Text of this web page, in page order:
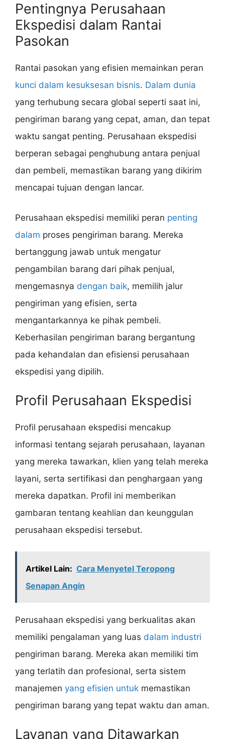
Pentingnya Perusahaan
Ekspedisi dalam Rantai
Pasokan
Rantai pasokan yang efisien memainkan peran
kunci dalam kesuksesan bisnis. Dalam dunia
yang terhubung secara global seperti saat ini,
pengiriman barang yang cepat, aman, dan tepat
waktu sangat penting. Perusahaan ekspedisi
berperan sebagai penghubung antara penjual
dan pembeli, memastikan barang yang dikirim
mencapai tujuan dengan lancar.
Perusahaan ekspedisi memiliki peran penting
dalam proses pengiriman barang. Mereka
bertanggung jawab untuk mengatur
pengambilan barang dari pihak penjual,
mengemasnya dengan baik, memilih jalur
pengiriman yang efisien, serta
mengantarkannya ke pihak pembeli.
Keberhasilan pengiriman barang bergantung
pada kehandalan dan efisiensi perusahaan
ekspedisi yang dipilih.
Profil Perusahaan Ekspedisi
Profil perusahaan ekspedisi mencakup
informasi tentang sejarah perusahaan, layanan
yang mereka tawarkan, klien yang telah mereka
layani, serta sertifikasi dan penghargaan yang
mereka dapatkan. Profil ini memberikan
gambaran tentang keahlian dan keunggulan
perusahaan ekspedisi tersebut.
Artikel Lain: Cara Menyetel Teropong
Senapan Angin
Perusahaan ekspedisi yang berkualitas akan
memiliki pengalaman yang luas dalam industri
pengiriman barang. Mereka akan memiliki tim
yang terlatih dan profesional, serta sistem
manajemen yang efisien untuk memastikan
pengiriman barang yang tepat waktu dan aman.
Layanan yang Ditawarkan